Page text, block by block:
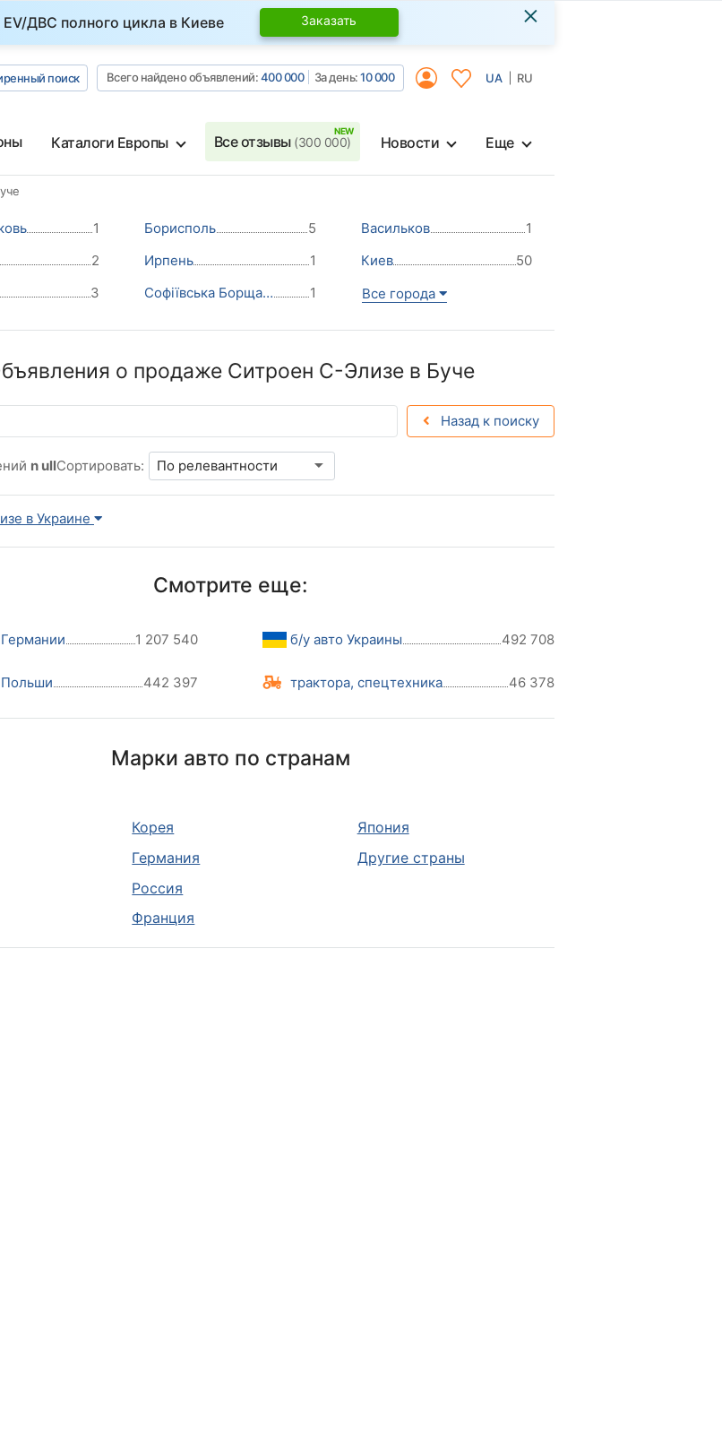
ДВС полного цикла в Киеве Заказать ×
поиск Всего найдено объявлений:400 000 За день:10 000 UA RU
Каталоги Европы Все отзывы (300 000) Новости Еще
1 Борисполь 5 Васильков
1
2 Ирпень 1 Киев
50
3 Софіївська Борщагівка 1 Все города
о продаже Ситроен С-Элизе в Буче
Назад к поиску
n ullСортировать:
в Украине
Смотрите еще:
1 207 540
Польши 442 397
б/у авто Украины 492 708
трактора, спецтехника 46 378
Марки авто по странам
Корея
Германия
Россия
Франция
Япония
Другие страны